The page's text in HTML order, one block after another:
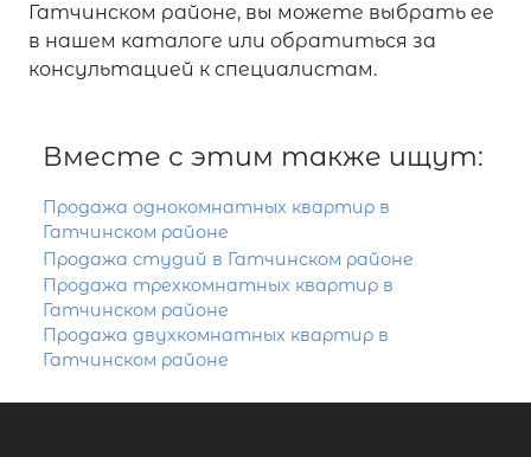
Гатчинском районе, вы можете выбрать ее
в нашем каталоге или обратиться за
консультацией к специалистам.
Вместе с этим также ищут:
Продажа однокомнатных квартир в
Гатчинском районе
Продажа студий в Гатчинском районе
Продажа трехкомнатных квартир в
Гатчинском районе
Продажа двухкомнатных квартир в
Гатчинском районе